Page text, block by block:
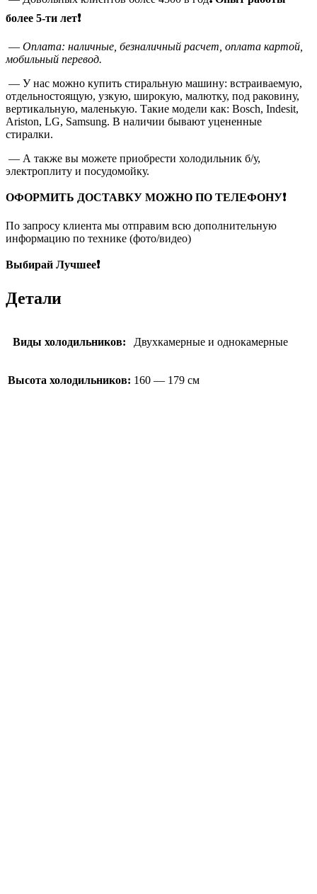
более 5-ти лет❗
— Оплата: наличные, безналичный расчет, оплата картой,
мобильный перевод.
— У нас можно купить стиральную машину: встраиваемую,
отдельностоящую, узкую, широкую, малютку, под раковину,
вертикальную, маленькую. Такие модели как: Bosch, Indesit,
Ariston, LG, Samsung. В наличии бывают уцененные
стиралки.
— А также вы можете приобрести холодильник б/у,
электроплиту и посудомойку.
ОФОРМИТЬ ДОСТАВКУ МОЖНО ПО ТЕЛЕФОНУ❗
По запросу клиента мы отправим всю дополнительную
информацию по технике (фото/видео)
Выбирай Лучшее❗
Детали
Виды холодильников: Двухкамерные и однокамерные
Высота холодильников: 160 — 179 см